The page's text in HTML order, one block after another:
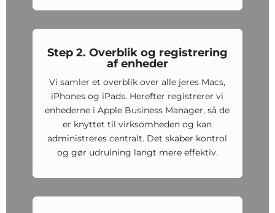
Step 2. Overblik og registrering
af enheder
Vi samler et overblik over alle jeres Macs,
iPhones og iPads. Herefter registrerer vi
enhederne i Apple Business Manager, så de
er knyttet til virksomheden og kan
administreres centralt. Det skaber kontrol
og gør udrulning langt mere effektiv.